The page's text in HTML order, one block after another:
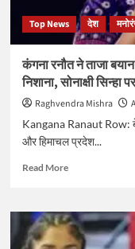
किला
ढहा
Top News देश
कंगना रनौत ने ताजा
निशाना, सोनाक्षी सिन्हा
Raghvendra Mishra
Kangana Ranaut Row:
और हिमाचल प्रदेश...
Read MoreRead
कंगना
रनौत
ने